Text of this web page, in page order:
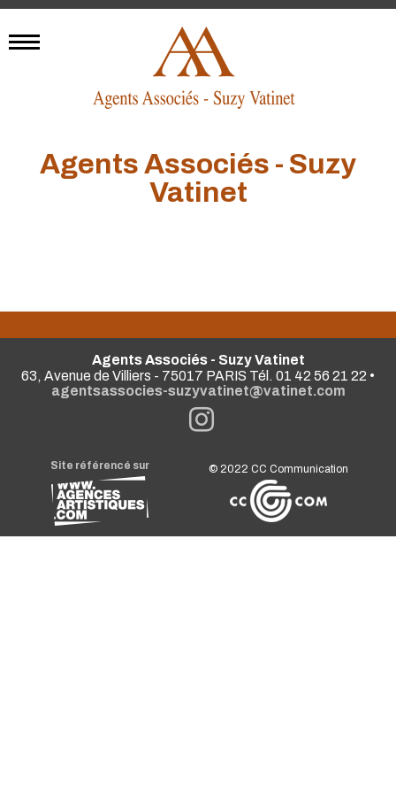
Agents Associés - Suzy
Vatinet
Agents Associés - Suzy Vatinet
63, Avenue de Villiers - 75017 PARIS Tél. 01 42 56 21 22 •
agentsassocies-suzyvatinet@vatinet.com
Site référencé sur © 2022CC Communication